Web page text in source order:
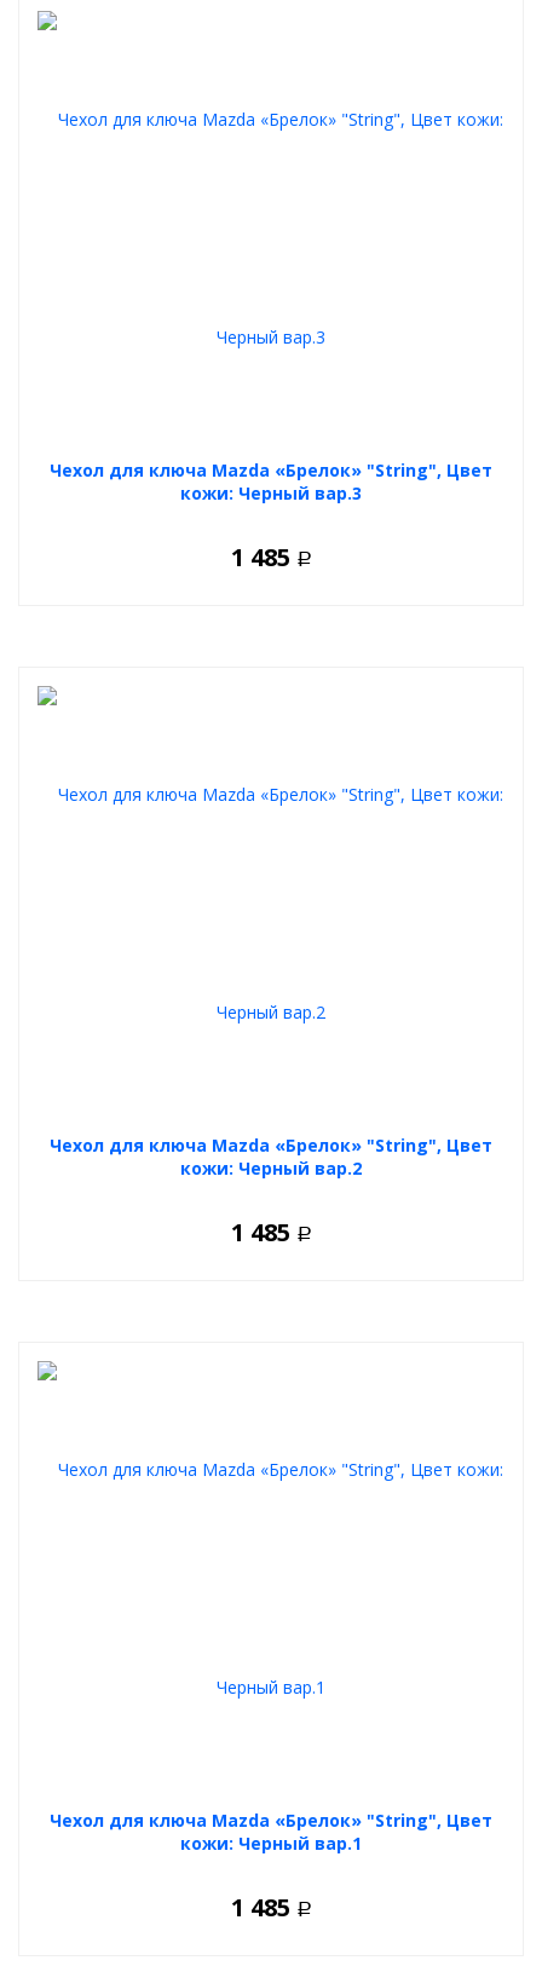
Чехол для ключа Mazda «Брелок» "String", Цвет
кожи: Черный вар.3
1 485 Р
Чехол для ключа Mazda «Брелок» "String", Цвет
кожи: Черный вар.2
1 485 Р
Чехол для ключа Mazda «Брелок» "String", Цвет
кожи: Черный вар.1
1 485 Р